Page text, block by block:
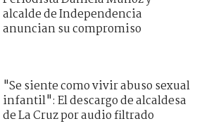
alcalde de Independencia
anuncian su compromiso
"Se siente como vivir abuso sexual
infantil": El descargo de alcaldesa
de La Cruz por audio filtrado